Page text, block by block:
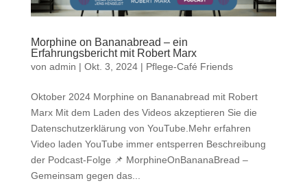
Morphine on Bananabread – ein
Erfahrungsbericht mit Robert Marx
von admin | Okt. 3, 2024| Pflege-Café Friends
Oktober 2024 Morphine on Bananabread mit Robert
Marx Mit dem Laden des Videos akzeptieren Sie die
Datenschutzerklärung von YouTube.Mehr erfahren
Video laden YouTube immer entsperren Beschreibung
der Podcast-Folge 📌 MorphineOnBananaBread –
Gemeinsam gegen das...